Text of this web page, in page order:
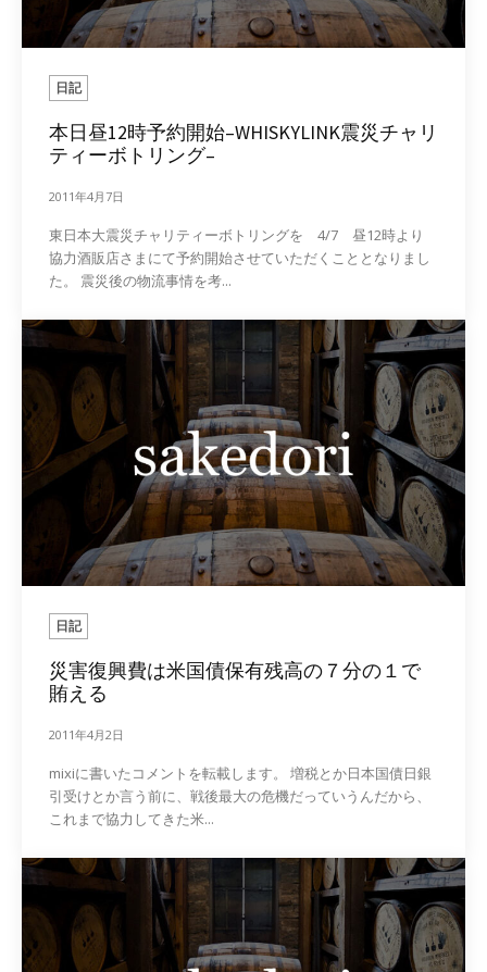
日記
本日昼12時予約開始–WHISKYLINK震災チャリ
ティーボトリング–
2011年4月7日
東日本大震災チャリティーボトリングを 4/7 昼12時より
協力酒販店さまにて予約開始させていただくこととなりまし
た。 震災後の物流事情を考...
日記
災害復興費は米国債保有残高の７分の１で
賄える
2011年4月2日
mixiに書いたコメントを転載します。 増税とか日本国債日銀
引受けとか言う前に、戦後最大の危機だっていうんだから、
これまで協力してきた米...